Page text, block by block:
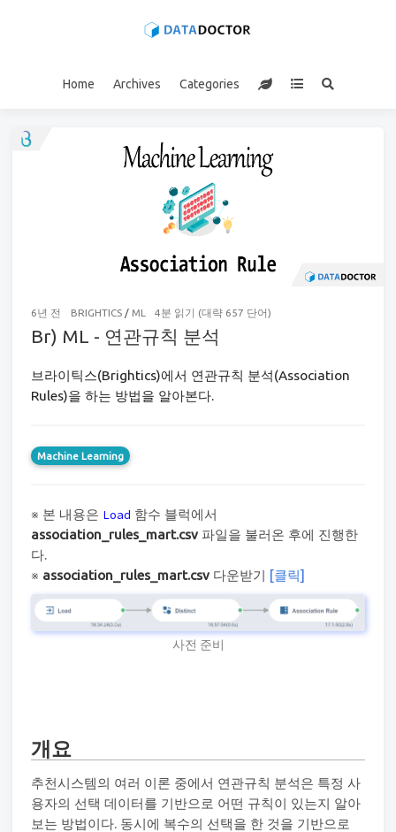
Home Archives Categories
6년 전 BRIGHTICS/ ML 4분 읽기 (대략 657 단어)
Br) ML - 연관규칙 분석
브라이틱스(Brightics)에서 연관규칙 분석(Association
Rules)을 하는 방법을 알아본다.
Machine Learning
※ 본 내용은 Load 함수 블럭에서
association_rules_mart.csv 파일을 불러온 후에 진행한
다.
※ association_rules_mart.csv 다운받기 [클릭]
사전 준비
개요
추천시스템의 여러 이론 중에서 연관규칙 분석은 특정 사
용자의 선택 데이터를 기반으로 어떤 규칙이 있는지 알아
보는 방법이다. 동시에 복수의 선택을 한 것을 기반으로